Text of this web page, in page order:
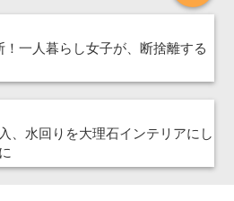
！一人暮らし女子が、断捨離する
、水回りを大理石インテリアにし